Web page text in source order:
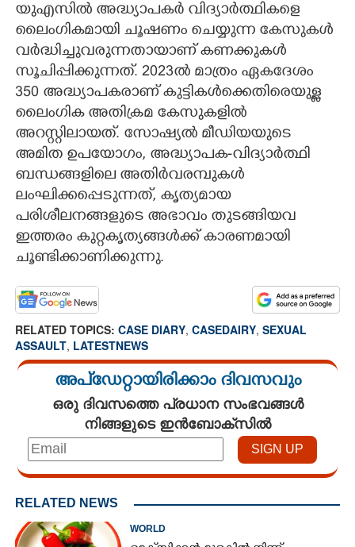
യുഎസിൽ അദ്ധ്യാപകർ വിദ്യാർത്ഥികളെ
ലൈംഗികമായി ചൂഷണം ചെയ്യുന്ന കേസുകൾ
വർദ്ധിച്ചുവരുന്നതായാണ് കണക്കുകൾ
സൂചിപ്പിക്കുന്നത്. 2023ൽ മാത്രം ഏകദേശം
350 അദ്ധ്യാപകരാണ് കുട്ടികൾക്കെതിരെയുള്ള
ലൈംഗിക അതിക്രമ കേസുകളിൽ
അറസ്റ്റിലായത്. സോഷ്യൽ മീഡിയയുടെ
അമിത ഉപയോഗം, അദ്ധ്യാപക-വിദ്യാർത്ഥി
ബന്ധങ്ങളിലെ അതിർവരമ്പുകൾ
ലംഘിക്കപ്പെടുന്നത്, കൃത്യമായ
പരിശീലനങ്ങളുടെ അഭാവം തുടങ്ങിയവ
ഇത്തരം കുറ്റകൃത്യങ്ങൾക്ക് കാരണമായി
ചൂണ്ടിക്കാണിക്കുന്നു.
RELATED TOPICS: CASE DIARY, CASEDAIRY, SEXUAL
ASSAULT, LATESTNEWS
അപ്ഡേറ്റായിരിക്കാം ദിവസവും
ഒരു ദിവസത്തെ പ്രധാന സംഭവങ്ങൾ
നിങ്ങളുടെ ഇൻബോക്സിൽ
RELATED NEWS
WORLD